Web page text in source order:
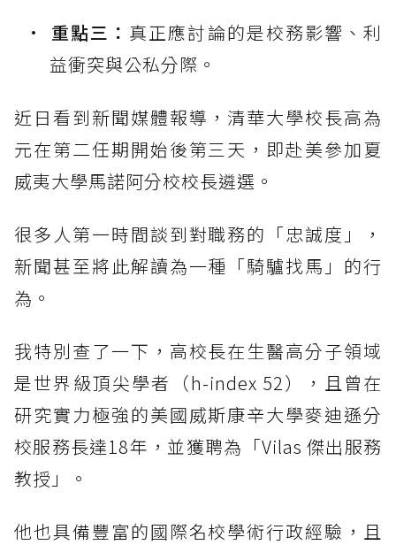
重點三： 真正應討論的是校務影響、利
益衝突與公私分際。
近日看到新聞媒體報導，清華大學校長高為
元在第二任期開始後第三天，即赴美參加夏
威夷大學馬諾阿分校校長遴選。
很多人第一時間談到對職務的「忠誠度」，
新聞甚至將此解讀為一種「騎驢找馬」的行
為。
我特別查了一下，高校長在生醫高分子領域
是世界級頂尖學者（h-index 52），且曾在
研究實力極強的美國威斯康辛大學麥迪遜分
校服務長達18年，並獲聘為「Vilas 傑出服務
教授」。
他也具備豐富的國際名校學術行政經驗，且